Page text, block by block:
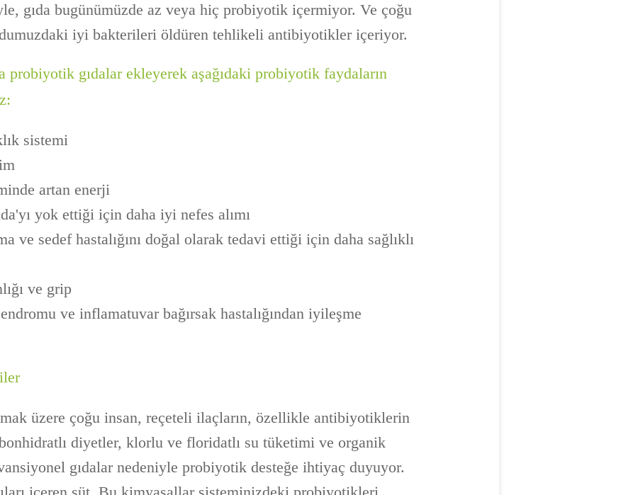
gıda bugünümüzde az veya hiç probiyotik içermiyor. Ve çoğu
iyi bakterileri öldüren tehlikeli antibiyotikler içeriyor.
probiyotik gıdalar ekleyerek aşağıdaki probiyotik faydaların
sistemi
artan enerji
yok ettiği için daha iyi nefes alımı
ve sedef hastalığını doğal olarak tedavi ettiği için daha sağlıklı
ve grip
ve inflamatuvar bağırsak hastalığından iyileşme
üzere çoğu insan, reçeteli ilaçların, özellikle antibiyotiklerin
diyetler, klorlu ve floridatlı su tüketimi ve organik
gıdalar nedeniyle probiyotik desteğe ihtiyaç duyuyor.